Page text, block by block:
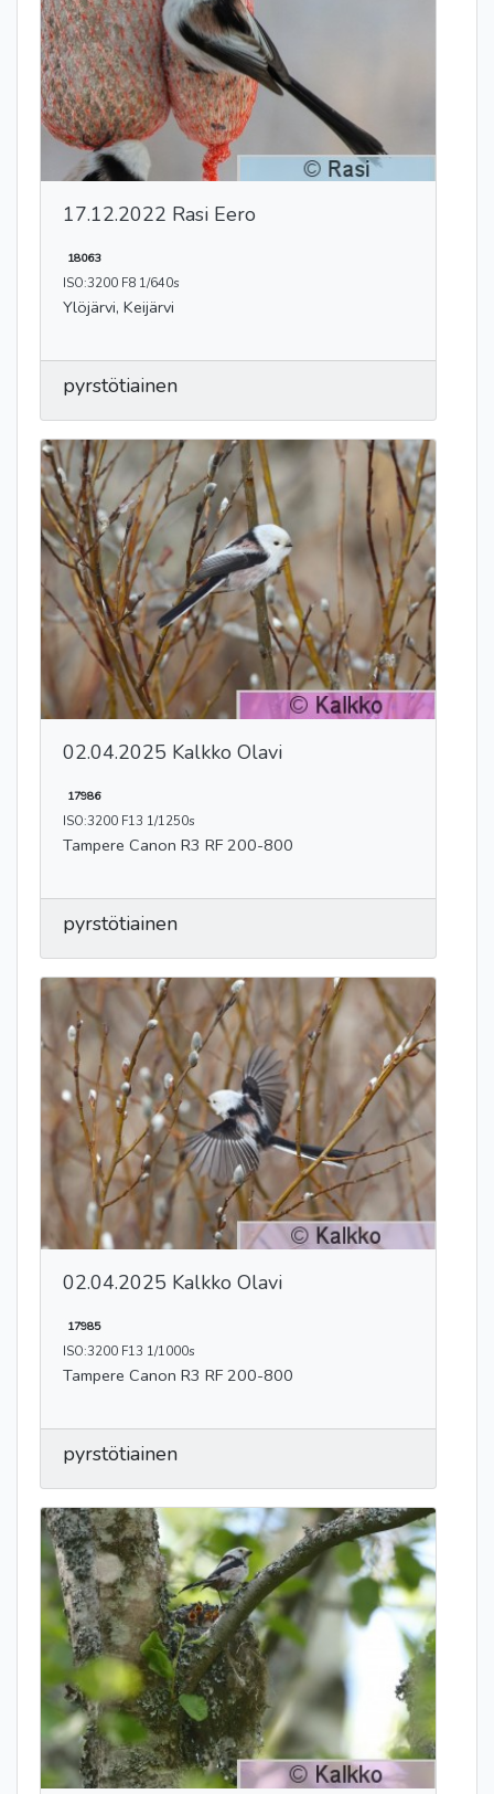
17.12.2022 Rasi Eero
18063
ISO:3200 F8 1/640s
Ylöjärvi, Keijärvi
pyrstötiainen
02.04.2025 Kalkko Olavi
17986
ISO:3200 F13 1/1250s
Tampere Canon R3 RF 200-800
pyrstötiainen
02.04.2025 Kalkko Olavi
17985
ISO:3200 F13 1/1000s
Tampere Canon R3 RF 200-800
pyrstötiainen